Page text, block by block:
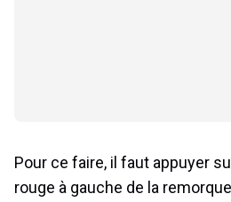
Pour ce faire, il faut appuyer
rouge à gauche de la